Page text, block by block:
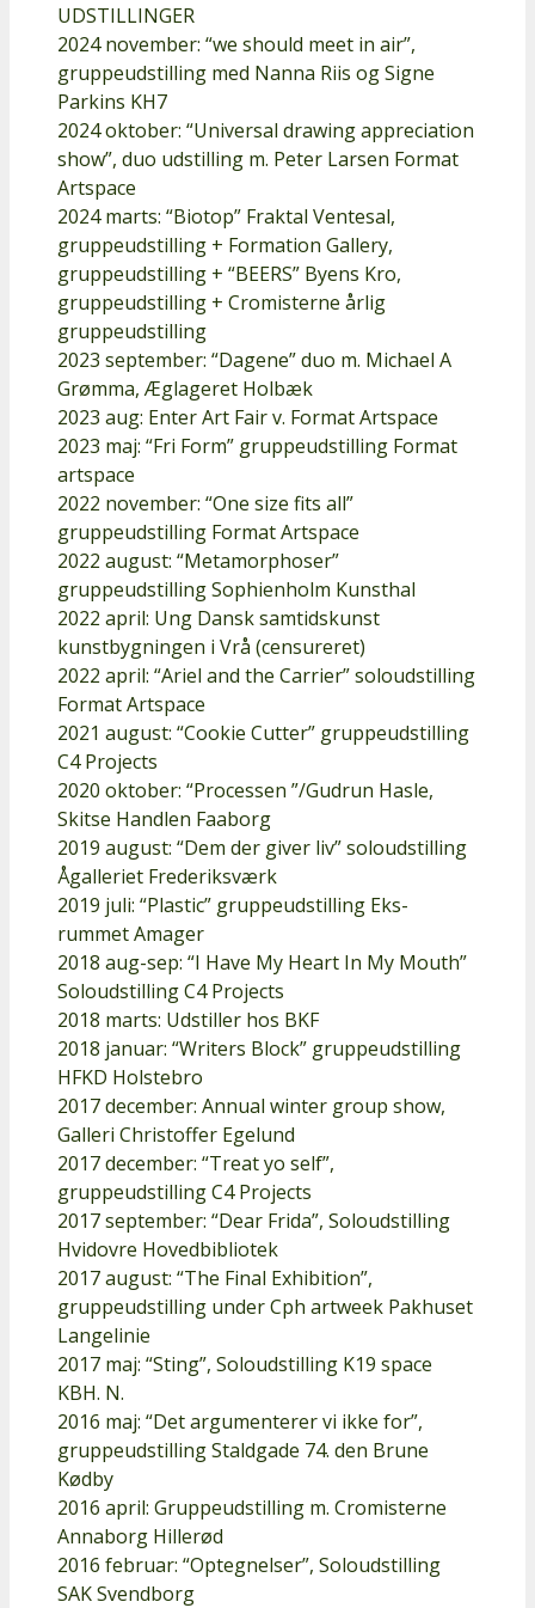
UDSTILLINGER
2024 november: “we should meet in air”,
gruppeudstilling med Nanna Riis og Signe
Parkins KH7
2024 oktober: “Universal drawing appreciation
show”, duo udstilling m. Peter Larsen Format
Artspace
2024 marts: “Biotop” Fraktal Ventesal,
gruppeudstilling + Formation Gallery,
gruppeudstilling + “BEERS” Byens Kro,
gruppeudstilling + Cromisterne årlig
gruppeudstilling
2023 september: “Dagene” duo m. Michael A
Grømma, Æglageret Holbæk
2023 aug: Enter Art Fair v. Format Artspace
2023 maj: “Fri Form” gruppeudstilling Format
artspace
2022 november: “One size fits all”
gruppeudstilling Format Artspace
2022 august: “Metamorphoser”
gruppeudstilling Sophienholm Kunsthal
2022 april: Ung Dansk samtidskunst
kunstbygningen i Vrå (censureret)
2022 april: “Ariel and the Carrier” soloudstilling
Format Artspace
2021 august: “Cookie Cutter” gruppeudstilling
C4 Projects
2020 oktober: “Processen ”/Gudrun Hasle,
Skitse Handlen Faaborg
2019 august: “Dem der giver liv” soloudstilling
Ågalleriet Frederiksværk
2019 juli: “Plastic” gruppeudstilling Eks-
rummet Amager
2018 aug-sep: “I Have My Heart In My Mouth”
Soloudstilling C4 Projects
2018 marts: Udstiller hos BKF
2018 januar: “Writers Block” gruppeudstilling
HFKD Holstebro
2017 december: Annual winter group show,
Galleri Christoffer Egelund
2017 december: “Treat yo self”,
gruppeudstilling C4 Projects
2017 september: “Dear Frida”, Soloudstilling
Hvidovre Hovedbibliotek
2017 august: “The Final Exhibition”,
gruppeudstilling under Cph artweek Pakhuset
Langelinie
2017 maj: “Sting”, Soloudstilling K19 space
KBH. N.
2016 maj: “Det argumenterer vi ikke for”,
gruppeudstilling Staldgade 74. den Brune
Kødby
2016 april: Gruppeudstilling m. Cromisterne
Annaborg Hillerød
2016 februar: “Optegnelser”, Soloudstilling
SAK Svendborg